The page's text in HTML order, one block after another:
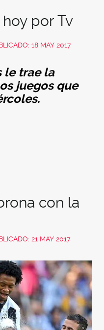
por Tv
18 MAY 2017
le trae la
juegos que
con la
21 MAY 2017